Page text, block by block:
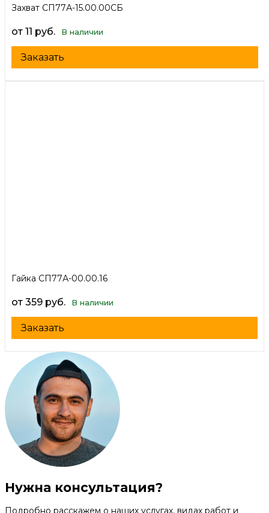
Захват СП77А-15.00.00СБ
от 11 руб. В наличии
Заказать
Гайка СП77А-00.00.16
от 359 руб. В наличии
Заказать
Нужна консультация?
Подробно расскажем о наших услугах, видах работ и